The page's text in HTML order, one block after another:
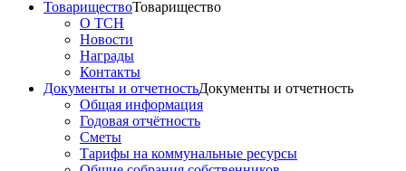
ТовариществоТоварищество
О ТСН
Новости
Награды
Контакты
Документы и отчетностьДокументы и отчетность
Общая информация
Годовая отчётность
Сметы
Тарифы на коммунальные ресурсы